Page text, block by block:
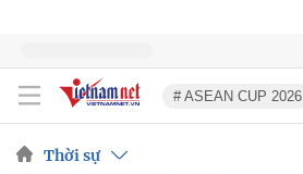
# ASEAN CUP 2026
Thời sự